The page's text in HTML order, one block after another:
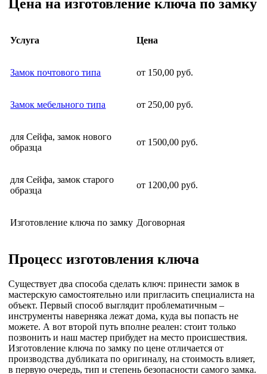
Цена на изготовление ключа по замку
Услуга Цена
Замок почтового типа от 150,00 руб.
Замок мебельного типа от 250,00 руб.
для Сейфа, замок нового
образца
от 1500,00 руб.
для Сейфа, замок старого
образца
от 1200,00 руб.
Изготовление ключа по замку Договорная
Процесс изготовления ключа
Существует два способа сделать ключ: принести замок в
мастерскую самостоятельно или пригласить специалиста на
объект. Первый способ выглядит проблематичным –
инструменты наверняка лежат дома, куда вы попасть не
можете. А вот второй путь вполне реален: стоит только
позвонить и наш мастер прибудет на место происшествия.
Изготовление ключа по замку по цене отличается от
производства дубликата по оригиналу, на стоимость влияет,
в первую очередь, тип и степень безопасности самого замка.